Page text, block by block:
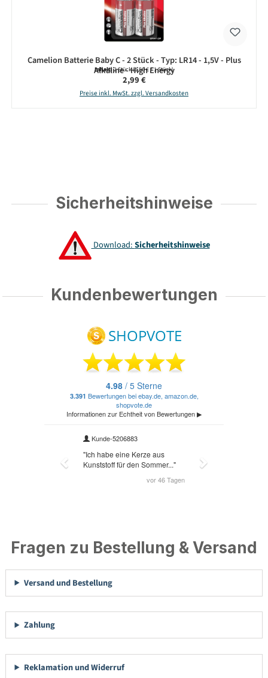
Camelion Batterie Baby C - 2 Stück - Typ: LR14 - 1,5V - Plus
Alkaline - High Energy
Inhalt:2 Stück(1,50 € / 1 Stück)
Regulärer Preis:
2,99 €
Preise inkl. MwSt. zzgl. Versandkosten
Sicherheitshinweise
Download:Sicherheitshinweise
Kundenbewertungen
Fragen zu Bestellung & Versand
Versand und Bestellung
Zahlung
Reklamation und Widerruf